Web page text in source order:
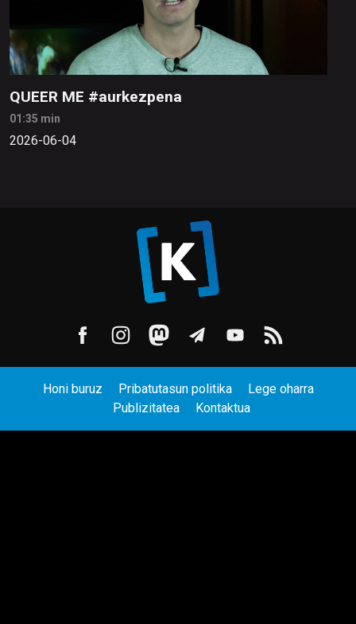
QUEER ME #aurkezpena
01:35 min
2026-06-04
Honi buruz Pribatutasun politika
Lege oharra
Publizitatea
Kontaktua